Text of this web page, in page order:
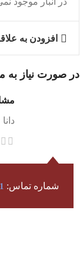
افزودن به
در صورت نیاز به
شماره تماس: